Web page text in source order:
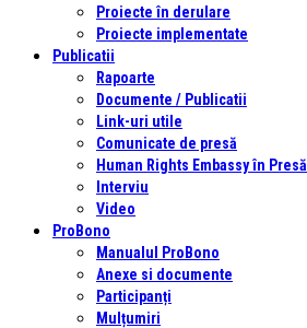
Proiecte în derulare
Proiecte implementate
Publicatii
Rapoarte
Documente / Publicatii
Link-uri utile
Comunicate de presă
Human Rights Embassy în Presă
Interviu
Video
ProBono
Manualul ProBono
Anexe si documente
Participanți
Mulțumiri